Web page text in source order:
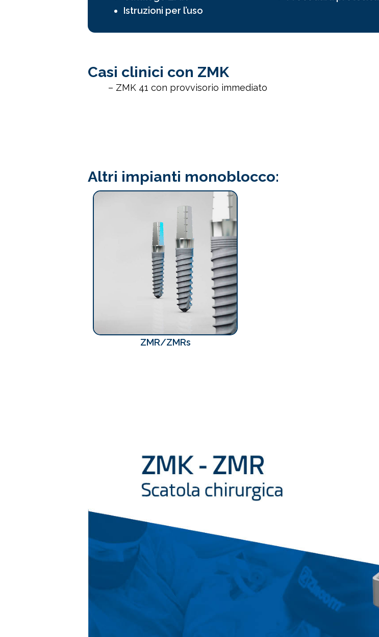
Istruzioni per l’uso
Casi clinici con ZMK
– ZMK 41 con provvisorio immediato
Altri impianti monoblocco:
ZMR/ZMRs